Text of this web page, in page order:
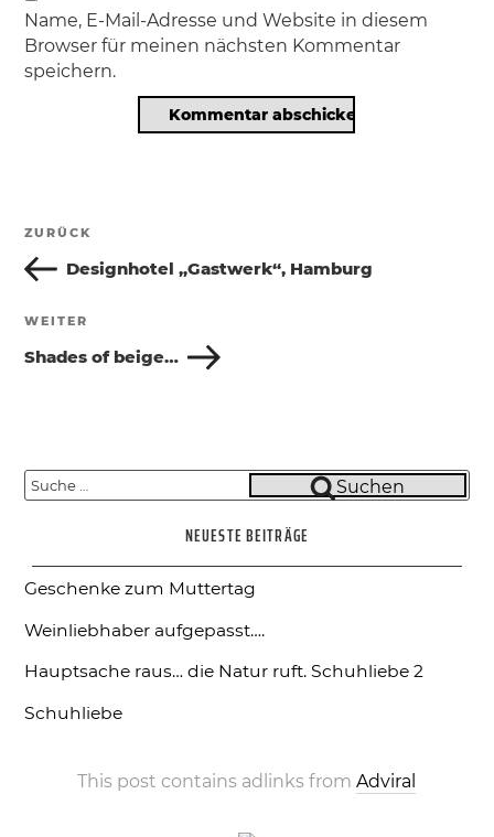
Name, E-Mail-Adresse und Website in diesem
Browser für meinen nächsten Kommentar
speichern.
Beitragsnavigation
Vorheriger
Beitrag
ZURÜCK
Designhotel „Gastwerk“, Hamburg
Nächster
Beitrag
WEITER
Shades of beige…
Suche
nach:
Suchen
NEUESTE BEITRÄGE
Geschenke zum Muttertag
Weinliebhaber aufgepasst….
Hauptsache raus… die Natur ruft. Schuhliebe 2
Schuhliebe
This post contains adlinks fromAdviral